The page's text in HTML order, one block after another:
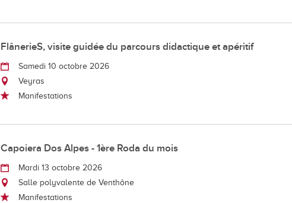
FlânerieS, visite guidée du parcours didactique et apéritif
Samedi 10 octobre 2026
Veyras
Manifestations
Capoiera Dos Alpes - 1ère Roda du mois
Mardi 13 octobre 2026
Salle polyvalente de Venthône
Manifestations